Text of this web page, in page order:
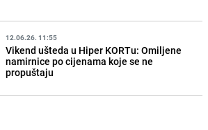
12.06.26. 11:55
Vikend ušteda u Hiper KORTu: Omiljene
namirnice po cijenama koje se ne
propuštaju